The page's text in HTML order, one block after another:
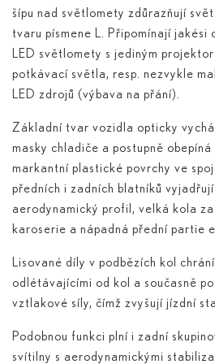
šípu nad světlomety zdůrazňují
tvaru písmene L. Připomínají jakési
LED světlomety s jediným
potkávací světla, resp. nezvykle
LED zdrojů (výbava na přání).
Základní tvar vozidla opticky
masky chladiče a postupně
markantní plastické povrchy ve
předních i zadních blatníků
aerodynamický profil, velká kola
karoserie a nápadná přední partie
Lisované díly v podbězích kol
odlétávajícími od kol a současně
vztlakové síly, čímž zvyšují jízdní
Podobnou funkci plní i zadní
svítilny s aerodynamickými